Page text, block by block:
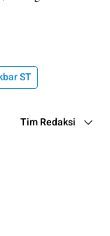
ST
Tim Redaksi